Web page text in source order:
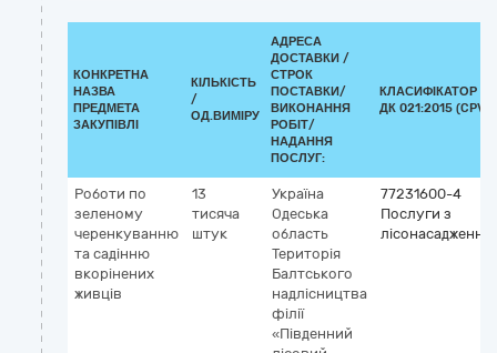
КОНКРЕТНА
НАЗВА
ПРЕДМЕТА
ЗАКУПІВЛІ
КІЛЬКІСТЬ
/
ОД.ВИМІРУ
АДРЕСА
ДОСТАВКИ /
СТРОК
ПОСТАВКИ/
ВИКОНАННЯ
РОБІТ/
НАДАННЯ
ПОСЛУГ:
КЛАСИФІКАТОР
ДК 021:2015 (CPV)
Роботи по
зеленому
черенкуванню
та садінню
вкорінених
живців
13
тисяча
штук
Україна
Одеська
область
Територія
Балтського
надлісництва
філії
«Південний
77231600-4
Послуги з
лісонасадження